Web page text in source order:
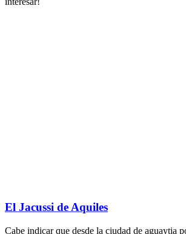
El Jacussi de Aquiles
Cabe indicar que desde la ciudad de aguaytia